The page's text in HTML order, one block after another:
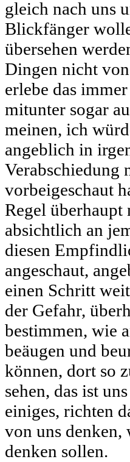
gleich nach uns
Blickfänger
übersehen
Dingen nicht von
erlebe das
mitunter sogar
meinen, ich
angeblich in
Verabschiedung
vorbeigeschaut
Regel überhaupt
absichtlich an
diesen
angeschaut,
einen Schritt
der Gefahr,
bestimmen, wie
beäugen und
können, dort so
sehen, das ist
einiges, richten
von uns denken,
denken sollen.